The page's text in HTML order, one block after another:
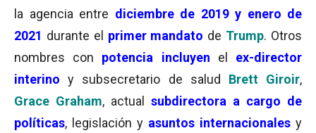
la agencia entre diciembre de 2019 y enero de
2021 durante el primer mandato de Trump. Otros
nombres con potencia incluyen el ex-director
interino y subsecretario de salud Brett Giroir,
Grace Graham, actual subdirectora a cargo de
políticas, legislación y asuntos internacionales y